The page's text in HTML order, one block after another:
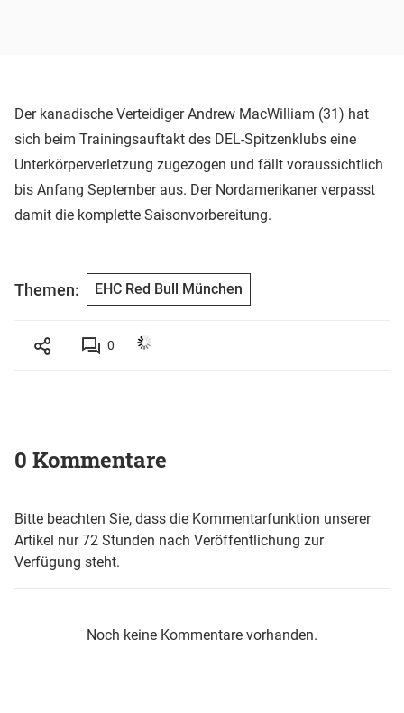
Der kanadische Verteidiger Andrew MacWilliam (31) hat
sich beim Trainingsauftakt des DEL-Spitzenklubs eine
Unterkörperverletzung zugezogen und fällt voraussichtlich
bis Anfang September aus. Der Nordamerikaner verpasst
damit die komplette Saisonvorbereitung.
Themen: EHC Red Bull München
0
0 Kommentare
Bitte beachten Sie, dass die Kommentarfunktion unserer
Artikel nur 72 Stunden nach Veröffentlichung zur
Verfügung steht.
Noch keine Kommentare vorhanden.